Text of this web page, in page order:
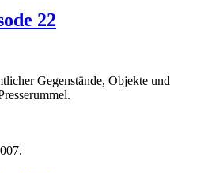
22
Gegenstände, Objekte und
.